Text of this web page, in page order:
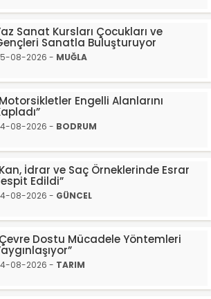
Sanat Kursları Çocukları ve
Sanatla Buluşturuyor
08-2026 - MUĞLA
Engelli Alanlarını
08-2026 - BODRUM
İdrar ve Saç Örneklerinde Esrar
Edildi”
08-2026 - GÜNCEL
Dostu Mücadele Yöntemleri
08-2026 - TARIM